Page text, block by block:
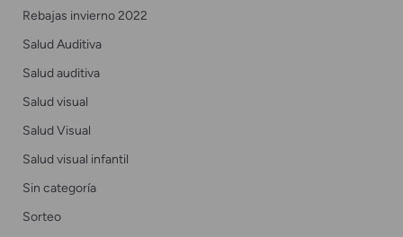
Rebajas invierno 2022
Salud Auditiva
Salud auditiva
Salud visual
Salud Visual
Salud visual infantil
Sin categoría
Sorteo